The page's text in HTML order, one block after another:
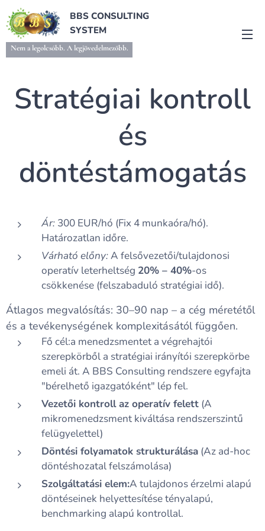
BBS CONSULTING
SYSTEM
Nem a legolcsóbb. A legjövedelmezőbb.
Stratégiai kontroll
és
döntéstámogatás
Ár: 300 EUR/hó (Fix 4 munkaóra/hó).
Határozatlan időre.
Várható előny:A felsővezetői/tulajdonosi
operatív leterheltség 20% – 40%-os
csökkenése (felszabaduló stratégiai idő).
Átlagos megvalósítás: 30–90 nap – a cég méretétől
és a tevékenységének komplexitásától függően.
Fő cél:a menedzsmentet a végrehajtói
szerepkörből a stratégiai irányítói szerepkörbe
emeli át. A BBS Consulting rendszere egyfajta
"bérelhető igazgatóként" lép fel.
Vezetői kontroll az operatív felett (A
mikromenedzsment kiváltása rendszerszintű
felügyelettel)
Döntési folyamatok strukturálása (Az ad-hoc
döntéshozatal felszámolása)
Szolgáltatási elem:A tulajdonos érzelmi alapú
döntéseinek helyettesítése tényalapú,
benchmarking alapú kontrollal.